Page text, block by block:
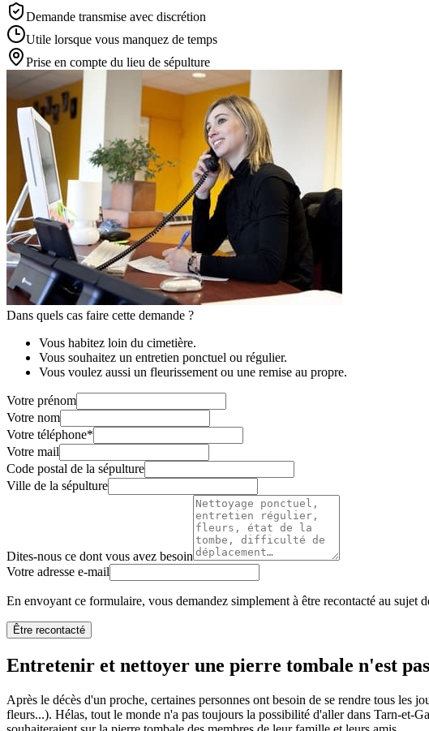
Demande transmise avec discrétion
Utile lorsque vous manquez de temps
Prise en compte du lieu de sépulture
Dans quels cas faire cette demande ?
Vous habitez loin du cimetière.
Vous souhaitez un entretien ponctuel ou régulier.
Vous voulez aussi un fleurissement ou une remise au propre.
Votre prénom
Votre nom
Votre téléphone*
Votre mail
Code postal de la sépulture
Ville de la sépulture
Dites-nous ce dont vous avez besoin
Votre adresse e-mail
En envoyant ce formulaire, vous demandez simplement à être recontacté au sujet
Être recontacté
Entretenir et nettoyer une pierre tombale n'est
Après le décès d'un proche, certaines personnes ont besoin de se rendre tous les
fleurs...). Hélas, tout le monde n'a pas toujours la possibilité d'aller dans Tarn-et-